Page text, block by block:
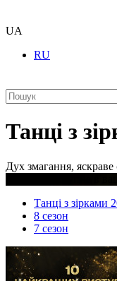
UA
RU
Танці з
Дух змагання, яскраве
Танці з зірками
8 сезон
7 сезон